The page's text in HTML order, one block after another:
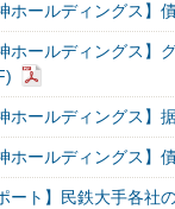
ホールディングス】
ホールディングス】
ホールディングス
ホールディングス】
ート】民鉄大手各社